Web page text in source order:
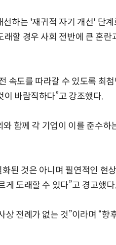
하는 '재귀적 자기 개선' 단
할 경우 사회 전반에 큰 혼란
속도를 따라갈 수 있도록 최
바람직하다”고 강조했다.
함께 각 기업이 이를 준수하
된 것은 아니며 필연적인 현
게 도래할 수 있다”고 경고했다.
전례가 없는 것”이라며 “향